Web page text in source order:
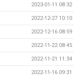
2023-01-11 08:32
2022-12-27 10:10
2022-12-16 08:59
2022-11-22 08:45
2022-11-21 11:34
2022-11-16 09:31